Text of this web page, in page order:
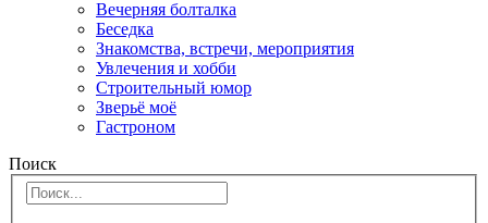
Вечерняя болталка
Беседка
Знакомства, встречи, мероприятия
Увлечения и хобби
Строительный юмор
Зверьё моё
Гастроном
Поиск